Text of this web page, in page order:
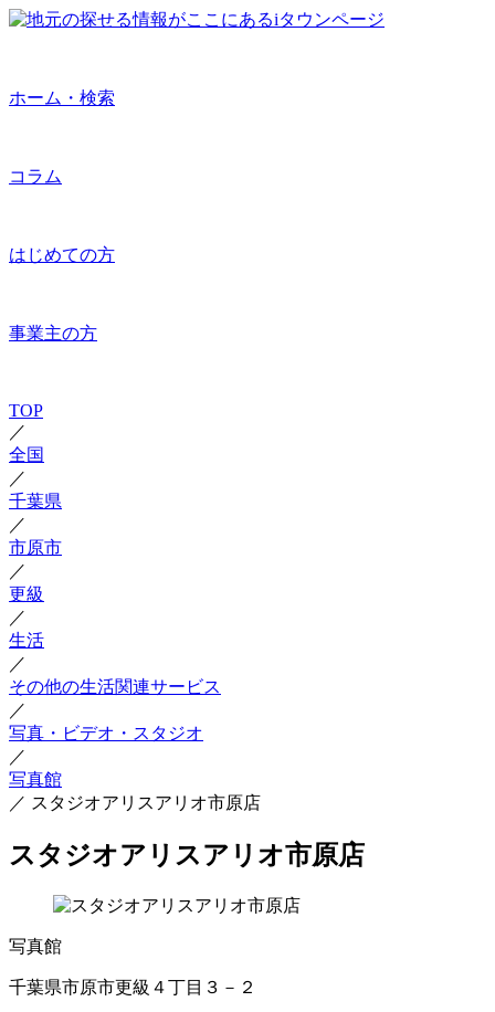
ホーム・検索
コラム
はじめての方
事業主の方
TOP
／
全国
／
千葉県
／
市原市
／
更級
／
生活
／
その他の生活関連サービス
／
写真・ビデオ・スタジオ
／
写真館
／ スタジオアリスアリオ市原店
スタジオアリスアリオ市原店
写真館
千葉県市原市更級４丁目３－２